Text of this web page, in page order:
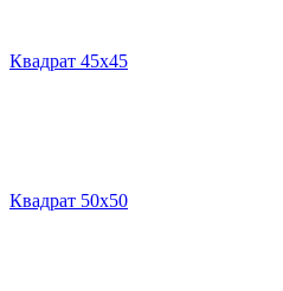
Квадрат 45х45
Квадрат 50х50